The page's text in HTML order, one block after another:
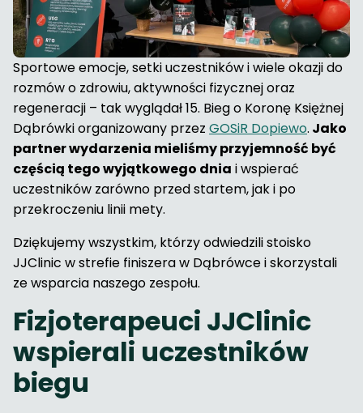
Sportowe emocje, setki uczestników i wiele okazji do
rozmów o zdrowiu, aktywności fizycznej oraz
regeneracji – tak wyglądał 15. Bieg o Koronę Księżnej
Dąbrówki organizowany przez GOSiR Dopiewo. Jako
partner wydarzenia mieliśmy przyjemność być
częścią tego wyjątkowego dnia i wspierać
uczestników zarówno przed startem, jak i po
przekroczeniu linii mety.
Dziękujemy wszystkim, którzy odwiedzili stoisko
JJClinic w strefie finiszera w Dąbrówce i skorzystali
ze wsparcia naszego zespołu.
Fizjoterapeuci JJClinic
wspierali uczestników
biegu